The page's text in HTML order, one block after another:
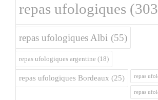
repas ufologiques
repas ufologiques Albi (55)
repas ufologiques argentine (18)
repas ufologiques Bordeaux (25) repas
repas